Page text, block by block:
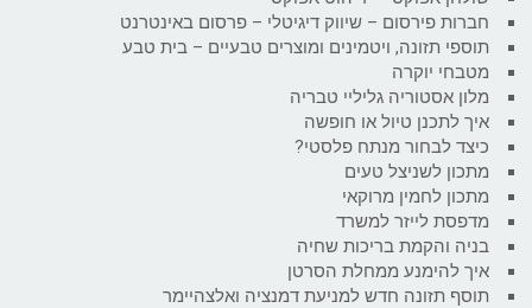
חברות פירסום – שיווק דיגיטלי – פרסום באינטרנט
תוספי תזונה, ויטמינים ומוצרים טבעיים – בית טבע
מטבחי יוקרה
מלון אסטוריה גליליי טבריה
איך לתכנן טיול או חופשה
כיצד לבחור מנתח פלסטי?
מתכון לשניצל טעים
מתכון לחמין מרוקאי
מדפסת לייזר למשרד
בניה והקמת בריכות שחיה
איך להימנע ממחלת הסרטן
תוסף תזונה חדש למניעת דמנציה ואלצהיימר